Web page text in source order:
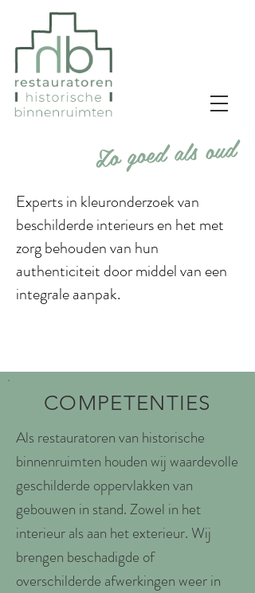
Experts in kleuronderzoek van
beschilderde interieurs en het met
zorg behouden van hun
authenticiteit door middel van een
integrale aanpak.
​Zo goed als oud
COMPETENTIES
Als restauratoren van historische
binnenruimten houden wij waardevolle
geschilderde oppervlakken van
gebouwen in stand. Zowel in het
interieur als aan het exterieur. Wij
brengen beschadigde of
overschilderde afwerkingen weer in